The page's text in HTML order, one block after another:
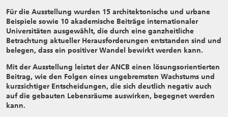
Für die Ausstellung wurden 15 architektonische und urbane
Beispiele sowie 10 akademische Beiträge internationaler
Universitäten ausgewählt, die durch eine ganzheitliche
Betrachtung aktueller Herausforderungen entstanden sind und
belegen, dass ein positiver Wandel bewirkt werden kann.
Mit der Ausstellung leistet der ANCB einen lösungsorientierten
Beitrag, wie den Folgen eines ungebremsten Wachstums und
kurzsichtiger Entscheidungen, die sich deutlich negativ auch
auf die gebauten Lebensräume auswirken, begegnet werden
kann.